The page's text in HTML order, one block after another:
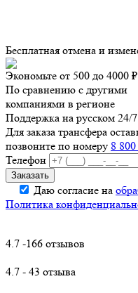
Бесплатная отмена и
Экономьте от 500 до 4000 ₽
По сравнению с другими
компаниями в регионе
Поддержка на русском 24/
Для заказа трансфера
позвоните по номеру 8
Телефон
Даю согласие на
Политика
4.7 -166 отзывов
4.7 - 43 отзыва